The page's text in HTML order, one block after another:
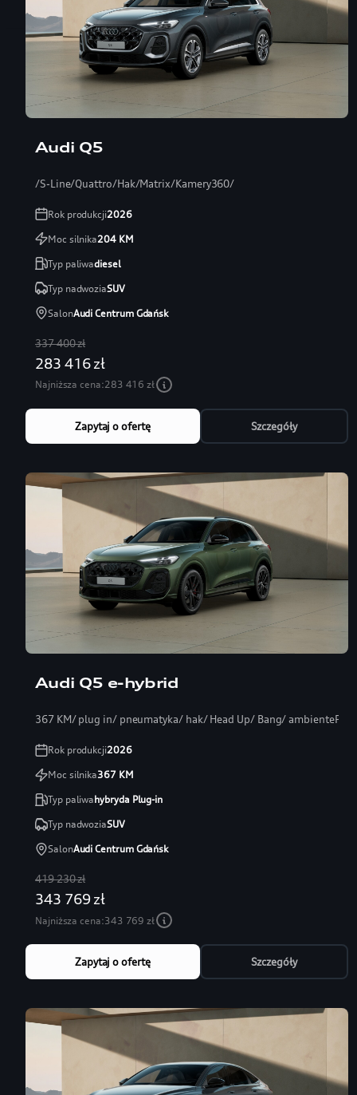
Audi Q5
/S-Line/Quattro/Hak/Matrix/Kamery360/
Rok produkcji2026
Moc silnika204KM
Typ paliwadiesel
Typ nadwoziaSUV
SalonAudi Centrum Gdańsk
337 400 zł
283 416 zł
Najniższa cena:283 416 zł
Zapytaj o ofertę Szczegóły
Audi Q5 e-hybrid
367 KM/ plug in/ pneumatyka/ hak/ Head Up/ Bang/ ambientePRO
Rok produkcji2026
Moc silnika367KM
Typ paliwahybryda Plug-in
Typ nadwoziaSUV
SalonAudi Centrum Gdańsk
419 230 zł
343 769 zł
Najniższa cena:343 769 zł
Zapytaj o ofertę Szczegóły